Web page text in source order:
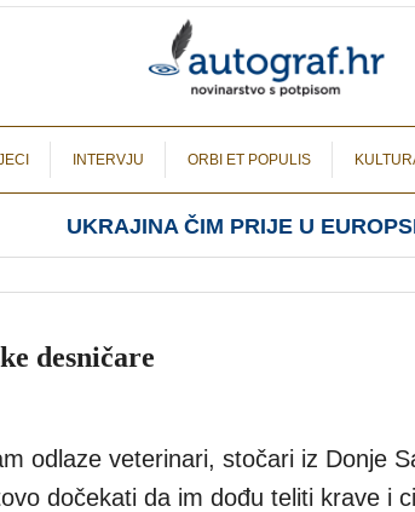
INTERVJU ORBI ET POPULIS
UKRAJINA ČIM PRIJE U
desničare
odlaze veterinari, stočari iz Donje
dočekati da im dođu teliti krave i